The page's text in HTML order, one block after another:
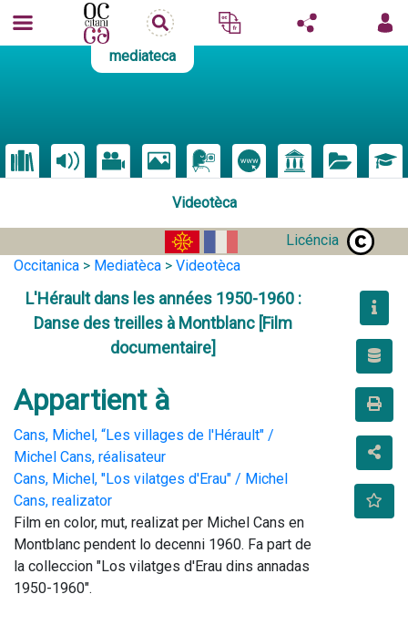
mediateca
Videotèca
Licéncia
Occitanica > Mediatèca > Videotèca
L'Hérault dans les années 1950-1960 :
Danse des treilles à Montblanc [Film
documentaire]
Appartient à
Cans, Michel, “Les villages de l'Hérault" /
Michel Cans, réalisateur
Cans, Michel, "Los vilatges d'Erau" / Michel
Cans, realizator
Film en color, mut, realizat per Michel Cans en
Montblanc pendent lo decenni 1960. Fa part de
la colleccion "Los vilatges d'Erau dins annadas
1950-1960".